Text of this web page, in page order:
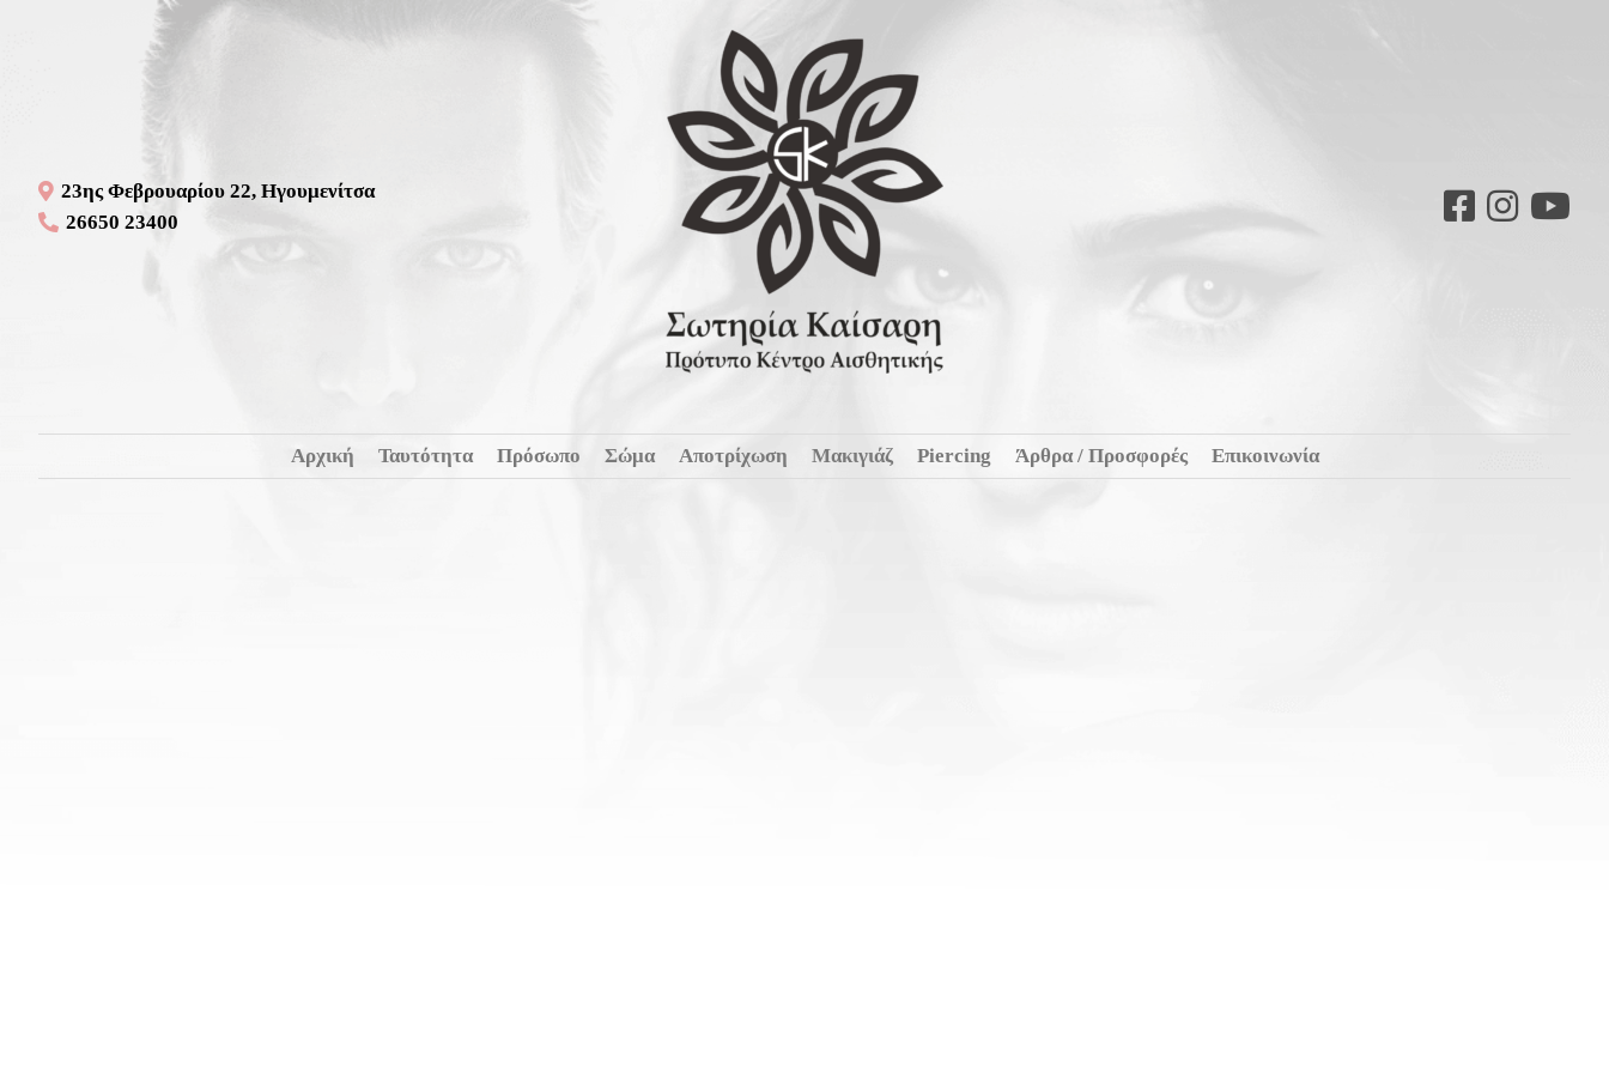
23ης Φεβρουαρίου 22, Ηγουμενίτσα
26650 23400
Αρχική Ταυτότητα Πρόσωπο Σώμα Αποτρίχωση Μακιγιάζ Piercing Άρθρα / Προσφορές Επικοινωνία